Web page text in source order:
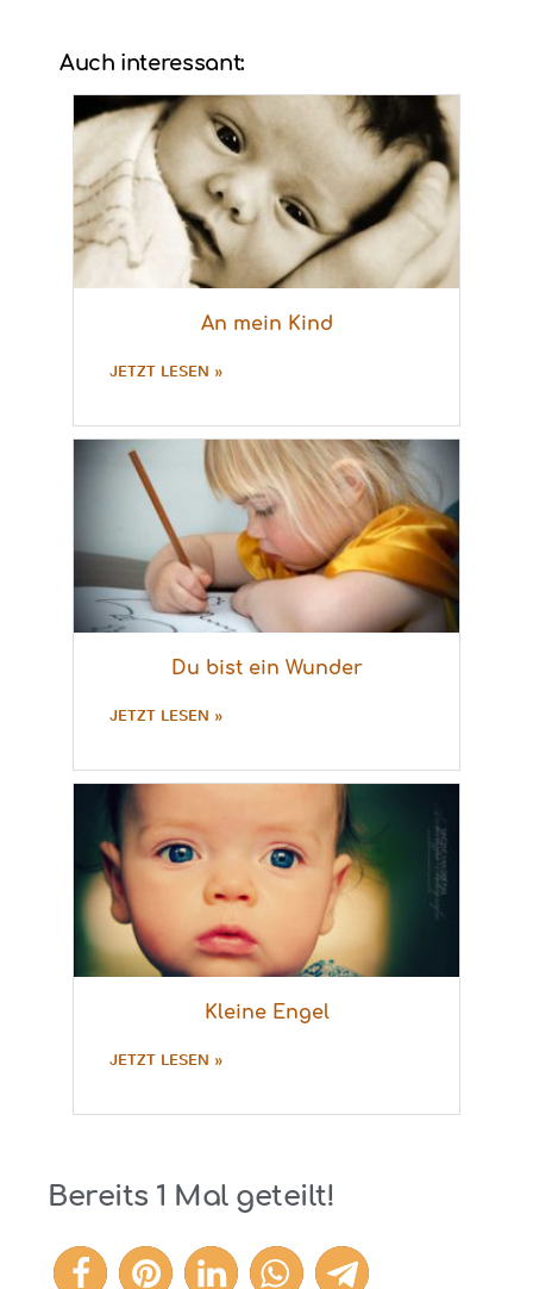
Auch interessant:
An mein Kind
JETZT LESEN »
Du bist ein Wunder
JETZT LESEN »
Kleine Engel
JETZT LESEN »
Bereits 1 Mal geteilt!
1